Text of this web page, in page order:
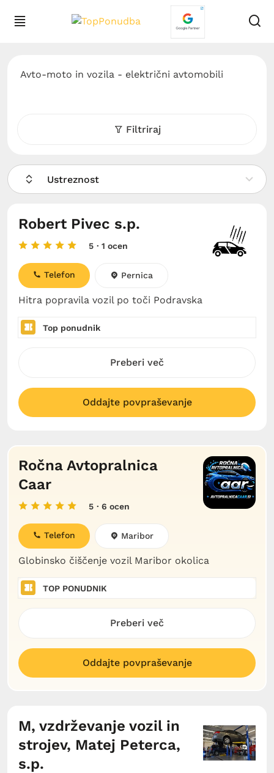
Avto-moto in vozila - električni avtomobili
Filtriraj
Ustreznost
Robert Pivec s.p.
5 · 1 ocen
Hitra popravila vozil po toči Podravska
Telefon Pernica
Top ponudnik
Preberi več
Oddajte povpraševanje
Ročna Avtopralnica
Caar
5 · 6 ocen
Globinsko čiščenje vozil Maribor okolica
Telefon Maribor
TOP PONUDNIK
Preberi več
Oddajte povpraševanje
M, vzdrževanje vozil in
strojev, Matej Peterca,
s.p.